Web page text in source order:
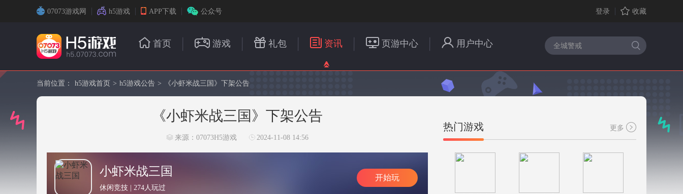
07073游戏网 h5游戏 APP下载 公众号 登录 收藏
首页 游戏 礼包 资讯 页游中心 用户中心
当前位置： h5游戏首页 > h5游戏公告 > 《小虾米战三国》下架公告
《小虾米战三国》下架公告
来源：07073H5游戏 2024-11-08 14:56
小虾米战三国
休闲竞技 | 274人玩过
开始玩
热门游戏 更多